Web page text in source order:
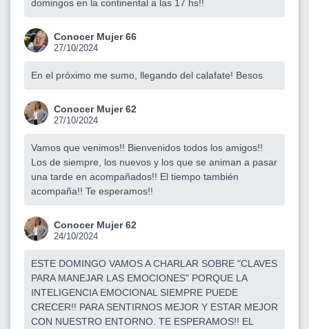
domingos en la continental a las 17 hs!!
Conocer Mujer 66
27/10/2024
En el próximo me sumo, llegando del calafate! Besos
Conocer Mujer 62
27/10/2024
Vamos que venimos!! Bienvenidos todos los amigos!!
Los de siempre, los nuevos y los que se animan a pasar
una tarde en acompañados!! El tiempo también
acompaña!! Te esperamos!!
Conocer Mujer 62
24/10/2024
ESTE DOMINGO VAMOS A CHARLAR SOBRE "CLAVES
PARA MANEJAR LAS EMOCIONES" PORQUE LA
INTELIGENCIA EMOCIONAL SIEMPRE PUEDE
CRECER!! PARA SENTIRNOS MEJOR Y ESTAR MEJOR
CON NUESTRO ENTORNO. TE ESPERAMOS!! EL